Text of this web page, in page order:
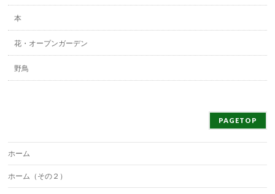
本
花・オープンガーデン
野鳥
PAGETOP
ホーム
ホーム（その２）